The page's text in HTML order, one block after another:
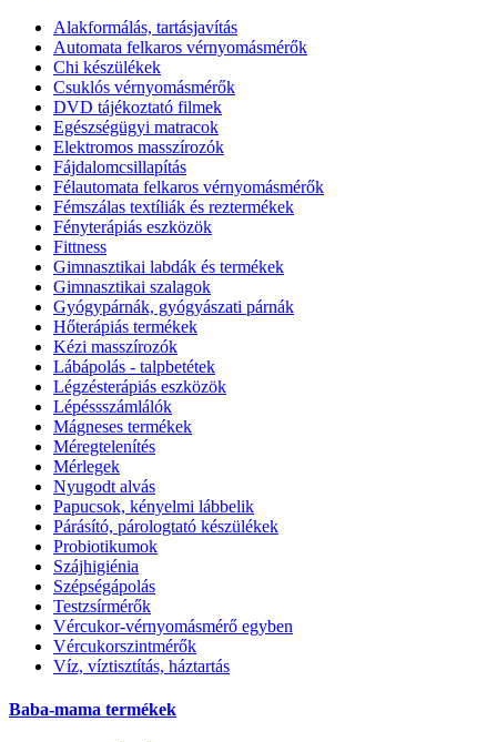
Alakformálás, tartásjavítás
Automata felkaros vérnyomásmérők
Chi készülékek
Csuklós vérnyomásmérők
DVD tájékoztató filmek
Egészségügyi matracok
Elektromos masszírozók
Fájdalomcsillapítás
Félautomata felkaros vérnyomásmérők
Fémszálas textíliák és reztermékek
Fényterápiás eszközök
Fittness
Gimnasztikai labdák és termékek
Gimnasztikai szalagok
Gyógypárnák, gyógyászati párnák
Hőterápiás termékek
Kézi masszírozók
Lábápolás - talpbetétek
Légzésterápiás eszközök
Lépéssszámlálók
Mágneses termékek
Méregtelenítés
Mérlegek
Nyugodt alvás
Papucsok, kényelmi lábbelik
Párásító, párologtató készülékek
Probiotikumok
Szájhigiénia
Szépségápolás
Testzsírmérők
Vércukor-vérnyomásmérő egyben
Vércukorszintmérők
Víz, víztisztítás, háztartás
Baba-mama termékek